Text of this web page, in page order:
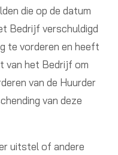
die op de datum
Bedrijf verschuldigd
te vorderen en heeft
van het Bedrijf om
van de Huurder
van deze
uitstel of andere